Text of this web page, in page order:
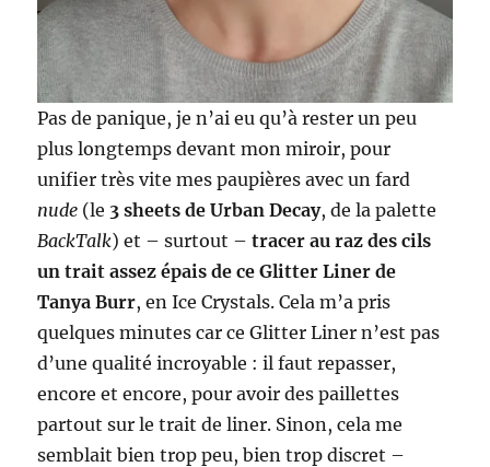
Pas de panique, je n’ai eu qu’à rester un peu
plus longtemps devant mon miroir, pour
unifier très vite mes paupières avec un fard
nude (le 3 sheets de Urban Decay, de la palette
BackTalk) et – surtout –tracer au raz des cils
un trait assez épais de ce Glitter Liner de
Tanya Burr, en Ice Crystals. Cela m’a pris
quelques minutes car ce Glitter Liner n’est pas
d’une qualité incroyable : il faut repasser,
encore et encore, pour avoir des paillettes
partout sur le trait de liner. Sinon, cela me
semblait bien trop peu, bien trop discret –